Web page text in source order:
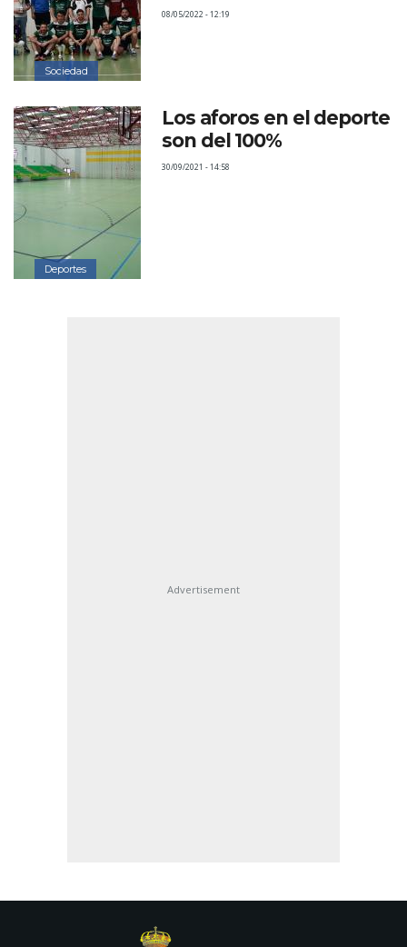
Sociedad
08/05/2022 - 12:19
Deportes
Los aforos en el deporte
son del 100%
30/09/2021 - 14:58
Advertisement